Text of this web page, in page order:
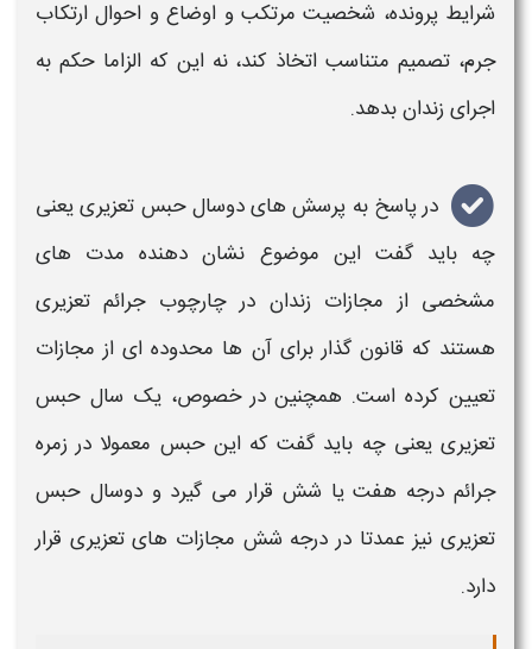
شرایط پرونده، شخصیت مرتکب و اوضاع و احوال ارتکاب
جرم، تصمیم متناسب اتخاذ کند، نه این که الزاماحکم به
اجرای زندانبدهد.
در پاسخ به پرسش هایدوسال حبس تعزیری یعنی
چه باید گفت این موضوع نشان دهنده مدت های
مشخصی از مجازات زندان در چارچوب جرائم تعزیری
هستند که قانون گذار برای آن ها محدوده ای از مجازات
تعیین کرده است. همچنین در خصوص،یک سال حبس
تعزیری یعنی چه باید گفت که اینحبس معمولا در زمره
جرائم درجه هفت یا شش قرار می گیرد و دوسال حبس
تعزیری نیز عمدتا در درجه شش مجازات هایتعزیری قرار
دارد.